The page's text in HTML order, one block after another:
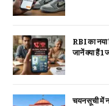
RBI का नया
जानें क्या हैं 1
चयन सूची में